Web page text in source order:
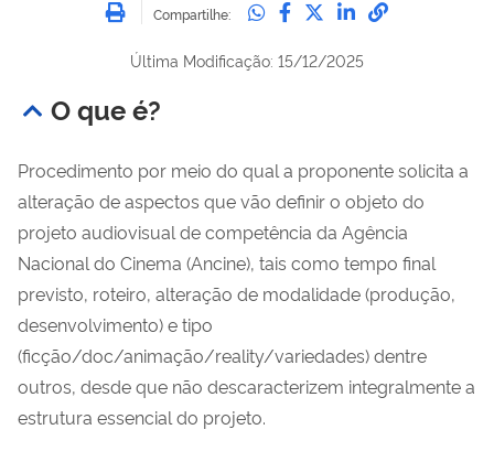
Compartilhe:
Última Modificação: 15/12/2025
O que é?
Procedimento por meio do qual a proponente solicita a
alteração de aspectos que vão definir o objeto do
projeto audiovisual de competência da Agência
Nacional do Cinema (Ancine), tais como tempo final
previsto, roteiro, alteração de modalidade (produção,
desenvolvimento) e tipo
(ficção/doc/animação/reality/variedades) dentre
outros, desde que não descaracterizem integralmente a
estrutura essencial do projeto.